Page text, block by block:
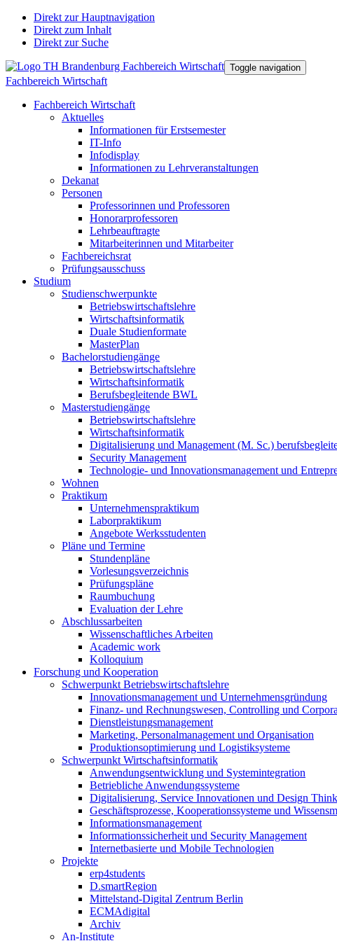
Direkt zur Hauptnavigation
Direkt zum Inhalt
Direkt zur Suche
Toggle navigation
Fachbereich Wirtschaft
Fachbereich Wirtschaft
Aktuelles
Informationen für Erstsemester
IT-Info
Infodisplay
Informationen zu Lehrveranstaltungen
Dekanat
Personen
Professorinnen und Professoren
Honorarprofessoren
Lehrbeauftragte
Mitarbeiterinnen und Mitarbeiter
Fachbereichsrat
Prüfungsausschuss
Studium
Studienschwerpunkte
Betriebswirtschaftslehre
Wirtschaftsinformatik
Duale Studienformate
MasterPlan
Bachelorstudiengänge
Betriebswirtschaftslehre
Wirtschaftsinformatik
Berufsbegleitende BWL
Masterstudiengänge
Betriebswirtschaftslehre
Wirtschaftsinformatik
Digitalisierung und Management (M. Sc.)
Security Management
Technologie- und Innovationsmanagement und
Wohnen
Praktikum
Unternehmenspraktikum
Laborpraktikum
Angebote Werksstudenten
Pläne und Termine
Stundenpläne
Vorlesungsverzeichnis
Prüfungspläne
Raumbuchung
Evaluation der Lehre
Abschlussarbeiten
Wissenschaftliches Arbeiten
Academic work
Kolloquium
Forschung und Kooperation
Schwerpunkt Betriebswirtschaftslehre
Innovationsmanagement und Unternehmensgründung
Finanz- und Rechnungswesen, Controlling und
Dienstleistungsmanagement
Marketing, Personalmanagement und Organisation
Produktionsoptimierung und Logistiksysteme
Schwerpunkt Wirtschaftsinformatik
Anwendungsentwicklung und Systemintegration
Betriebliche Anwendungssysteme
Digitalisierung, Service Innovationen und Design
Geschäftsprozesse, Kooperationssysteme und
Informationsmanagement
Informationssicherheit und Security Management
Internetbasierte und Mobile Technologien
Projekte
erp4students
D.smartRegion
Mittelstand-Digital Zentrum Berlin
ECMAdigital
Archiv
An-Institute